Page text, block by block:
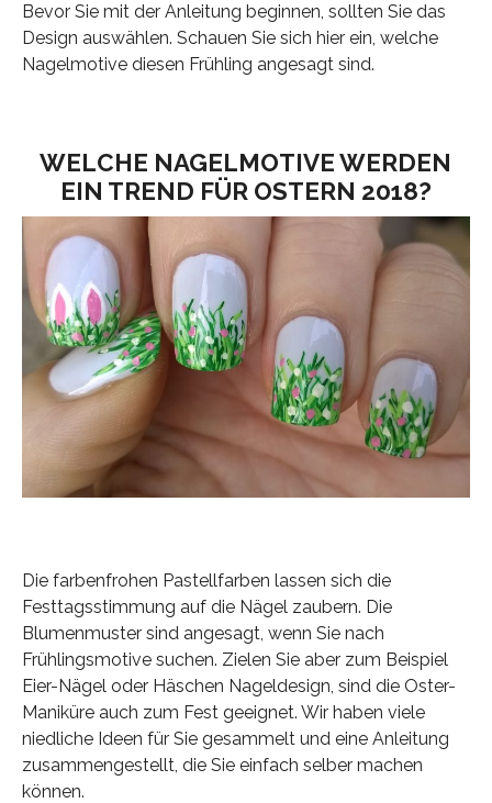
Bevor Sie mit der Anleitung beginnen, sollten Sie das
Design auswählen. Schauen Sie sich hier ein, welche
Nagelmotive diesen Frühling angesagt sind.
WELCHE NAGELMOTIVE WERDEN
EIN TREND FÜR OSTERN 2018?
Die farbenfrohen Pastellfarben lassen sich die
Festtagsstimmung auf die Nägel zaubern. Die
Blumenmuster sind angesagt, wenn Sie nach
Frühlingsmotive suchen. Zielen Sie aber zum Beispiel
Eier-Nägel oder Häschen Nageldesign, sind die Oster-
Maniküre auch zum Fest geeignet. Wir haben viele
niedliche Ideen für Sie gesammelt und eine Anleitung
zusammengestellt, die Sie einfach selber machen
können.